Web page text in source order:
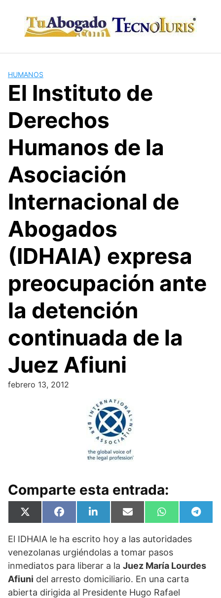
content
HUMANOS
El Instituto de
Derechos
Humanos de la
Asociación
Internacional de
Abogados
(IDHAIA) expresa
preocupación ante
la detención
continuada de la
Juez Afiuni
febrero 13, 2012
Comparte esta entrada:
Compartir
en
X
(
w
t
t
e
r
)
Compartir
en
F
a
e
o
o
k
Compartir
en
L
i
k
e
d
I
n
Compartir
en
E
m
i
Compartir
en
W
h
t
A
p
p
en
T
e
a
m
El IDHAIA le ha escrito hoy a las autoridades
venezolanas urgiéndolas a tomar pasos
inmediatos para liberar a la Juez María Lourdes
Afiuni del arresto domiciliario. En una carta
abierta dirigida al Presidente Hugo Rafael